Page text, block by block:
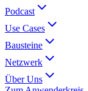
Podcast
Use Cases
Bausteine
Netzwerk
Über Uns